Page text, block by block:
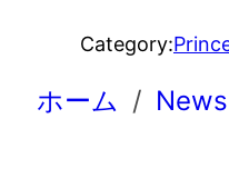
Category:
ホーム News